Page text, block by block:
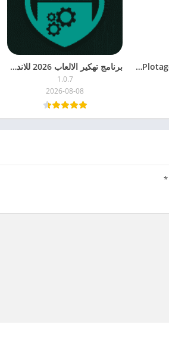
تحميل تطبيق Plotagon story مهكر 2026 من ميديا فاير برنامج تهكير الالعاب 2026 للاندرويد بدون روت
1.0.7
2026-08-08
*